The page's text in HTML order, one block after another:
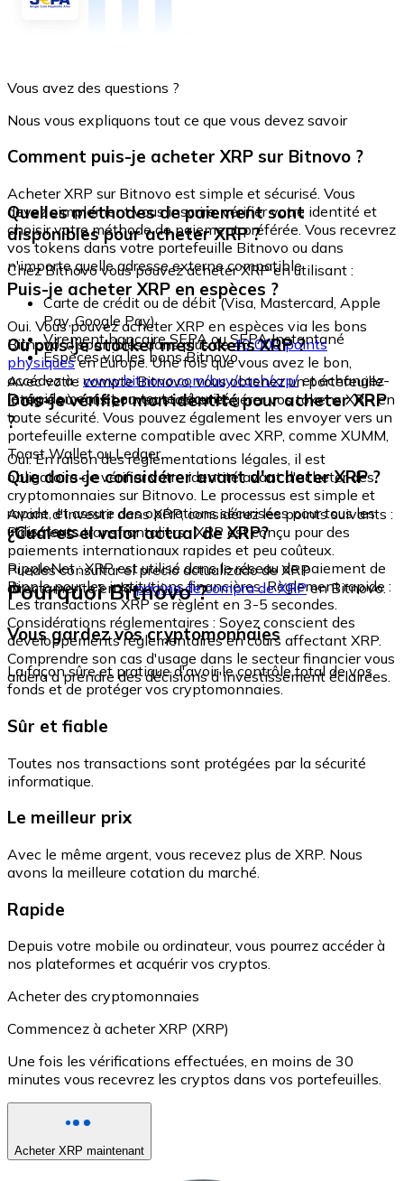
Vous avez des questions ?
Nous vous expliquons tout ce que vous devez savoir
Comment puis-je acheter XRP sur Bitnovo ?
Acheter XRP sur Bitnovo est simple et sécurisé. Vous
devez simplement vous inscrire, vérifier votre identité et
choisir votre méthode de paiement préférée. Vous recevrez
vos tokens dans votre portefeuille Bitnovo ou dans
n'importe quelle adresse externe compatible.
Quelles méthodes de paiement sont
disponibles pour acheter XRP ?
Chez Bitnovo vous pouvez acheter XRP en utilisant :
Carte de crédit ou de débit (Visa, Mastercard, Apple
Pay, Google Pay)
Virement bancaire SEPA ou SEPA Instantané
Espèces via les bons Bitnovo
Puis-je acheter XRP en espèces ?
Oui. Vous pouvez acheter XRP en espèces via les bons
Bitnovo, disponibles dans plus de40 000 points
physiquesen Europe. Une fois que vous avez le bon,
accédez à : www.bitnovo.com/buy/cash/xrp/et échangez-
le rapidement et en toute sécurité.
Où puis-je stocker mes tokens XRP ?
Avec votre compte Bitnovo, vous obtenez un portefeuille
intégré où vous pouvez stocker et gérer vos tokens XRP en
toute sécurité. Vous pouvez également les envoyer vers un
portefeuille externe compatible avec XRP, comme XUMM,
Toast Wallet ou Ledger.
Dois-je vérifier mon identité pour acheter XRP
?
Oui. En raison des réglementations légales, il est
obligatoire de vérifier votre identité avant d'acheter des
cryptomonnaies sur Bitnovo. Le processus est simple et
rapide, et assure des opérations sécurisées pour tous les
utilisateurs.
Que dois-je considérer avant d'acheter XRP ?
Avant d'investir dans XRP, considérez les points suivants :
Paiements transfrontaliers : XRP est conçu pour des
paiements internationaux rapides et peu coûteux.
RippleNet : XRP est utilisé dans le réseau de paiement de
Ripple pour les institutions financières. Règlement rapide :
Les transactions XRP se règlent en 3-5 secondes.
Considérations réglementaires : Soyez conscient des
développements réglementaires en cours affectant XRP.
Comprendre son cas d'usage dans le secteur financier vous
aidera à prendre des décisions d'investissement éclairées.
¿Cuál es el valor actual de XRP?
Puedes consultar el precio actualizado de XRP
directamente en lapágina de compra de XRPen Bitnovo.
Pourquoi Bitnovo ?
Vous gardez vos cryptomonnaies
La façon sûre et pratique d'avoir le contrôle total de vos
fonds et de protéger vos cryptomonnaies.
Sûr et fiable
Toutes nos transactions sont protégées par la sécurité
informatique.
Le meilleur prix
Avec le même argent, vous recevez plus de XRP. Nous
avons la meilleure cotation du marché.
Rapide
Depuis votre mobile ou ordinateur, vous pourrez accéder à
nos plateformes et acquérir vos cryptos.
Acheter des cryptomonnaies
Commencez à acheter XRP (XRP)
Une fois les vérifications effectuées, en moins de 30
minutes vous recevrez les cryptos dans vos portefeuilles.
Acheter XRP maintenant